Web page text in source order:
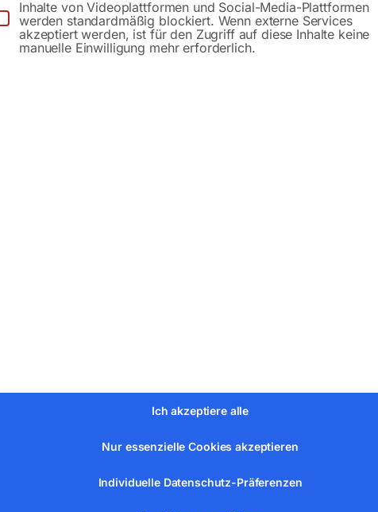
Anfrageformular
mit Folienvorhang, rot,
1598
Räder
mm
850 mm
Kategorien:Schweisstechnologie Arbeitsschutz /
Inhalte von Videoplattformen und Social-Media-Plattformen
werden standardmäßig blockiert. Wenn externe Services
akzeptiert werden, ist für den Zugriff auf diese Inhalte keine
manuelle Einwilligung mehr erforderlich.
Ich akzeptiere alle
Nur essenzielle Cookies akzeptieren
Individuelle Datenschutz-Präferenzen